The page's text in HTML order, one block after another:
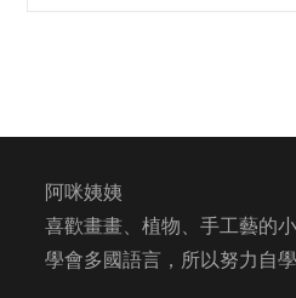
阿咪姨姨
喜歡畫畫、植物、手工藝的
學會多國語言，所以努力自學